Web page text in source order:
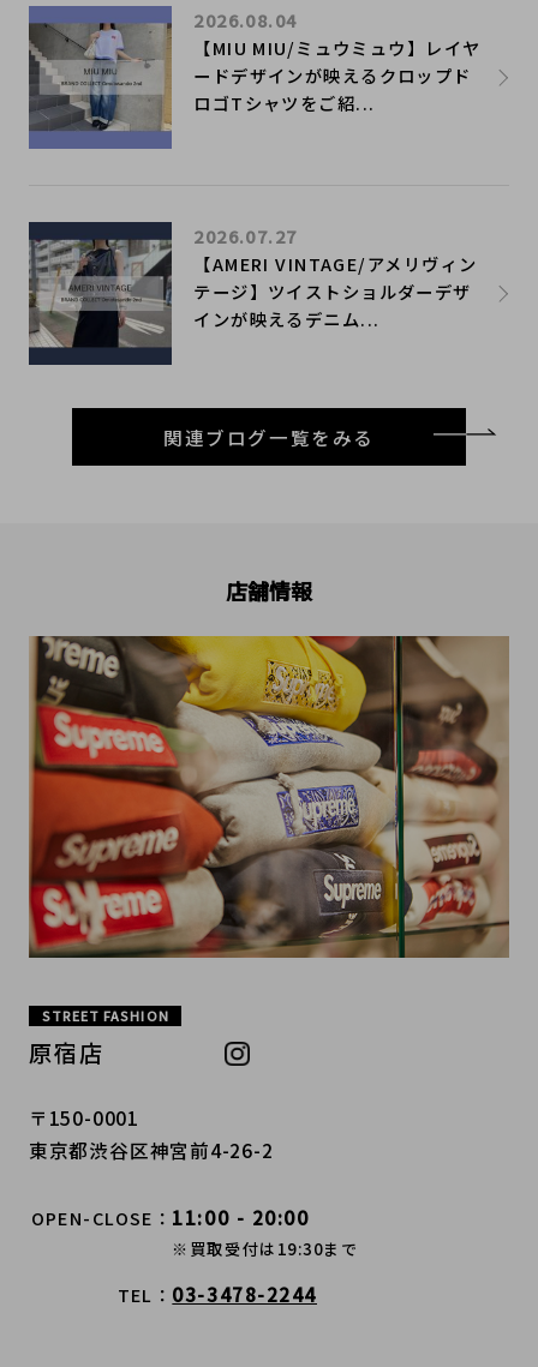
【MIU MIU/ミュウミュウ】レイヤ
ードデザインが映えるクロップド
ロゴTシャツをご紹...
2026.08.04
【AMERI VINTAGE/アメリヴィン
テージ】ツイストショルダーデザ
インが映えるデニム...
2026.07.27
関連ブログ一覧をみる
店舗情報
STREET FASHION
原宿店
〒150-0001
東京都渋谷区神宮前4-26-2
OPEN-CLOSE 11:00 - 20:00
※買取受付は19:30まで
TEL 03-3478-2244